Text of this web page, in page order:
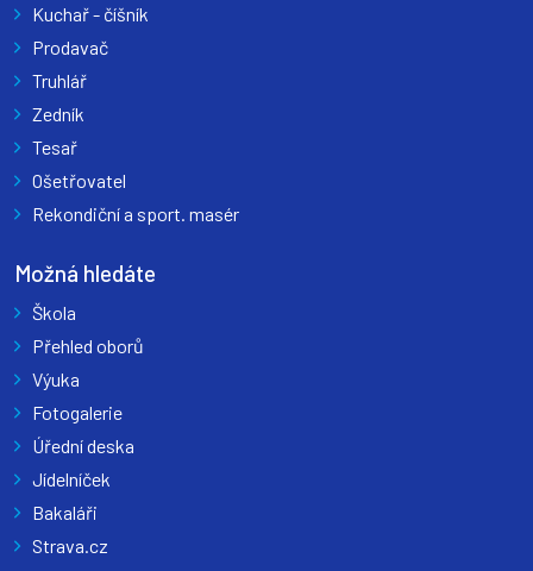
Kuchař - číšník
Prodavač
Truhlář
Zedník
Tesař
Ošetřovatel
Rekondiční a sport. masér
Možná hledáte
Škola
Přehled oborů
Výuka
Fotogalerie
Úřední deska
Jídelníček
Bakaláři
Strava.cz